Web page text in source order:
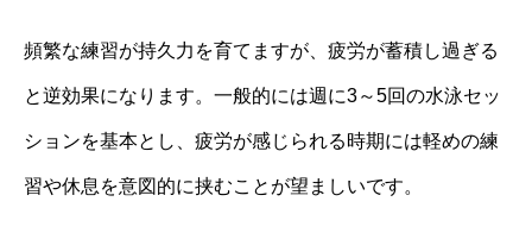
頻繁な練習が持久力を育てますが、疲労が蓄積し過ぎる
と逆効果になります。一般的には週に3～5回の水泳セッ
ションを基本とし、疲労が感じられる時期には軽めの練
習や休息を意図的に挟むことが望ましいです。